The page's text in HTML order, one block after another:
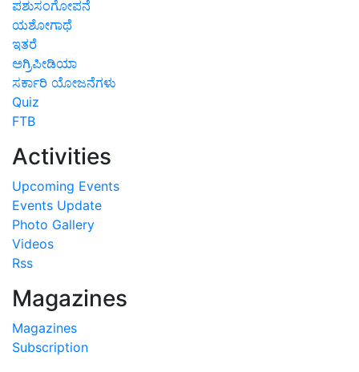
ಪಶುಸಂಗೋಪನೆ
ಯಶೋಗಾಥೆ
ಇತರೆ
ಅಗ್ರಿಪೀಡಿಯಾ
ಸರ್ಕಾರಿ ಯೋಜನೆಗಳು
Quiz
FTB
Activities
Upcoming Events
Events Update
Photo Gallery
Videos
Rss
Magazines
Magazines
Subscription